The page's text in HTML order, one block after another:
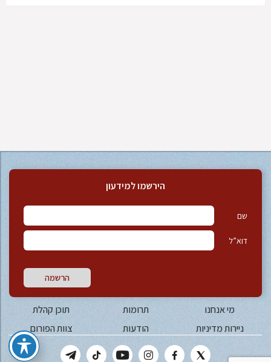
הירשמו למידעון
שם
דוא”ל
הרשמה
מי אנחנו תרומות
תוכן קהלת
ניירות מדיניות
הודעות צוות הפורום